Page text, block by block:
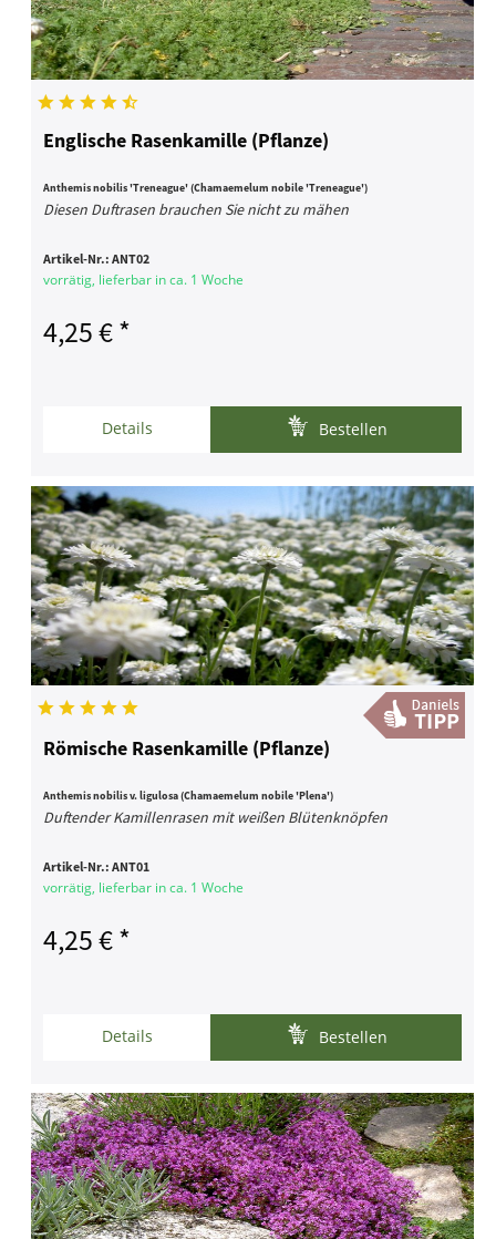
Englische Rasenkamille (Pflanze)
Anthemis nobilis 'Treneague' (Chamaemelum nobile 'Treneague')
Diesen Duftrasen brauchen Sie nicht zu mähen
Artikel-Nr.:ANT02
vorrätig, lieferbar in ca. 1 Woche
4,25 € *
Details Bestellen
Römische Rasenkamille (Pflanze)
Anthemis nobilis v. ligulosa (Chamaemelum nobile 'Plena')
Duftender Kamillenrasen mit weißen Blütenknöpfen
Artikel-Nr.:ANT01
vorrätig, lieferbar in ca. 1 Woche
4,25 € *
Details Bestellen